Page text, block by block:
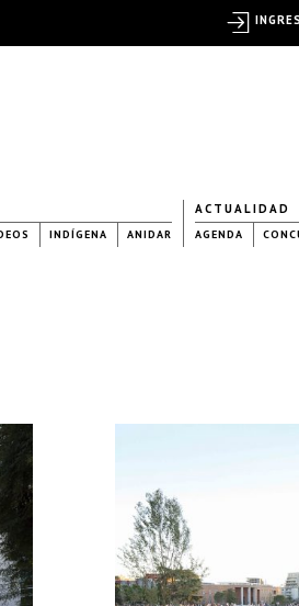
INDÍGENA ANIDAR
ACTUALIDAD
AGENDA